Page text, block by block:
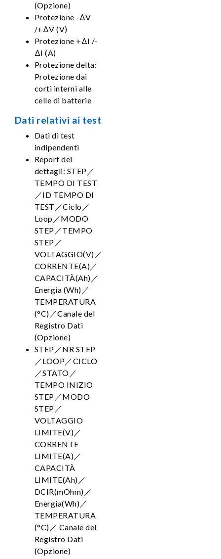
(Opzione)
Protezione -ΔV
/+ΔV (V)
Protezione +ΔI /-
ΔI (A)
Protezione delta:
Protezione dai
corti interni alle
celle di batterie
Dati relativi ai test
Dati di test
indipendenti
Report dei
dettagli: STEP／
TEMPO DI TEST
／ID TEMPO DI
TEST／Ciclo／
Loop／MODO
STEP／TEMPO
STEP／
VOLTAGGIO(V)／
CORRENTE(A)／
CAPACITÀ(Ah)／
Energia (Wh)／
TEMPERATURA
(°C)／Canale del
Registro Dati
(Opzione)
STEP／NR STEP
／LOOP／CICLO
／STATO／
TEMPO INIZIO
STEP／MODO
STEP／
VOLTAGGIO
LIMITE(V)／
CORRENTE
LIMITE(A)／
CAPACITÀ
LIMITE(Ah)／
DCIR(mOhm)／
Energia(Wh)／
TEMPERATURA
(°C)／ Canale del
Registro Dati
(Opzione)